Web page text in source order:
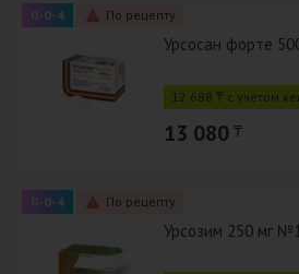
0-0-4 По рецепту
Урсосан форте
12 688 ₸ с учётом
13 080 ₸
0-0-4 По рецепту
Урсозим 250 мг